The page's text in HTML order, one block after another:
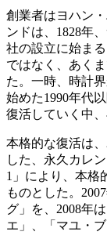
創業者はヨハン
ンドは、1828年
社の設立に始ま
ではなく、あく
た。一時、時計
始めた1990年代
復活していく中
本格的な復活は
した、永久カレ
1」により、本格
ものとした。
グ」を、2008年
エ」、「マユ・